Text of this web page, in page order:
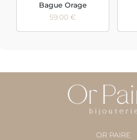
Bague Orage
59.00 €
OR PAIRE